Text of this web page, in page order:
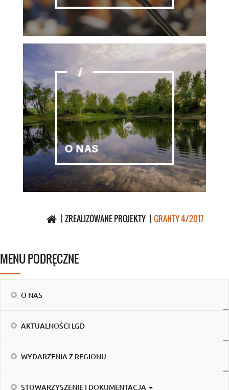
ZREALIZOWANE PROJEKTY GRANTY 4/2017
MENU PODRĘCZNE
O NAS
AKTUALNOŚCI LGD
WYDARZENIA Z REGIONU
STOWARZYSZENIE I DOKUMENTACJA